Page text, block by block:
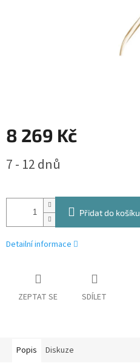
8 269 Kč
cena:
7 - 12 dnů
Přidat do košíku
Detailní informace
ZEPTAT SE SDÍLET
Popis Diskuze